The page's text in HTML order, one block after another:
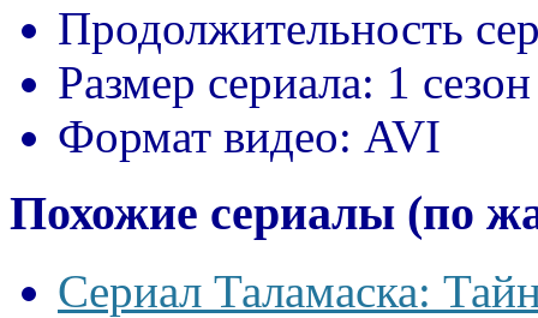
Продолжительность
Размер сериала: 1
Формат видео: AVI
Похожие сериалы (по
Сериал Таламаска: